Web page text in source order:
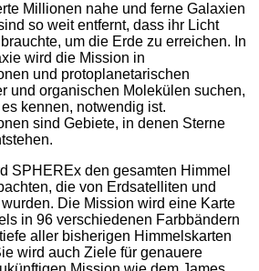
Millionen nahe und ferne Galaxien
so weit entfernt, dass ihr Licht
um die Erde zu erreichen. In
wird die Mission in
und protoplanetarischen
und organischen Molekülen suchen,
kennen, notwendig ist.
sind Gebiete, in denen Sterne
SPHEREx den gesamten Himmel
die von Erdsatelliten und
Die Mission wird eine Karte
in 96 verschiedenen Farbbändern
aller bisherigen Himmelskarten
wird auch Ziele für genauere